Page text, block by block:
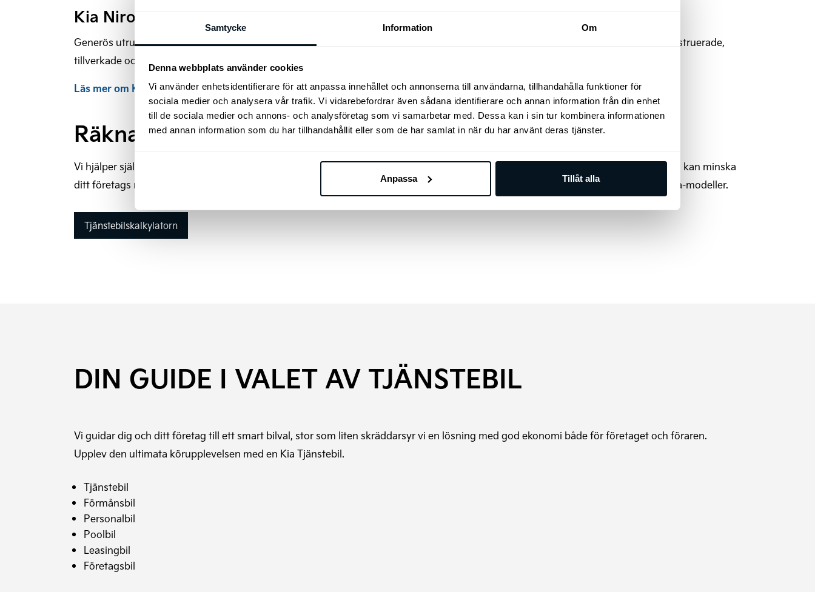
Samtycke Information Om
Denna webbplats använder cookies
Vi använder enhetsidentifierare för att anpassa innehållet och annonserna till användarna, tillhandahålla funktioner för
sociala medier och analysera vår trafik. Vi vidarebefordrar även sådana identifierare och annan information från din enhet
till de sociala medier och annons- och analysföretag som vi samarbetar med. Dessa kan i sin tur kombinera informationen
med annan information som du har tillhandahållit eller som de har samlat in när du har använt deras tjänster.
Anpassa Tillåt alla
Kia Niro Plug-in Hybrid Tjänstebil – ett enklelt val!
Generös utrustning ingår alltid som standard i en ny Kia. Du kan alltid komplettera med Kia Originaltillbehör efter behov som är konstruerade,
tillverkade och testade för att passa din bil perfekt.
Läs mer om Kia Niro Plug-In Hybrid ›
Räkna på din Tjänstebil
Vi hjälper självklart till att ta fram en offert som passar din och ditt företags prisbild men du har möjligheten att själv räkna på hur du kan minska
ditt företags miljöpåverkan genom att köra eller köpa en laddbar tjänstebil. Här kan du jämföra kostnaderna mellan olika laddbar Kia-modeller.
Tjänstebilskalkylatorn
DIN GUIDE I VALET AV TJÄNSTEBIL
Vi guidar dig och ditt företag till ett smart bilval, stor som liten skräddarsyr vi en lösning med god ekonomi både för företaget och föraren.
Upplev den ultimata körupplevelsen med en Kia Tjänstebil.
Tjänstebil
Förmånsbil
Personalbil
Poolbil
Leasingbil
Företagsbil